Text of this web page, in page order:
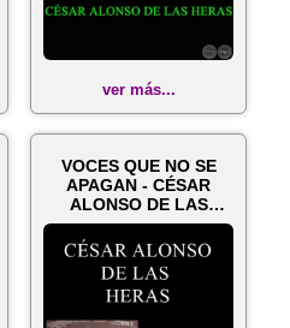
ver más...
VOCES QUE NO SE
APAGAN - CÉSAR
ALONSO DE LAS
HERAS